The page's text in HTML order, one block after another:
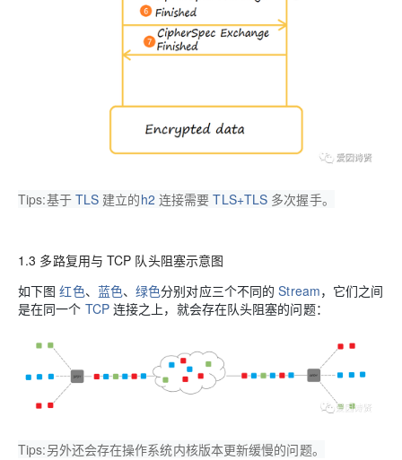
Tips:基于 TLS 建立的h2 连接需要TLS+TLS 多次握手。
1.3 多路复用与 TCP 队头阻塞示意图
如下图 红色、 蓝色、绿色分别对应三个不同的 Stream，它们之间
是在同一个 TCP连接之上，就会存在队头阻塞的问题：
Tips:另外还会存在操作系统内核版本更新缓慢的问题。